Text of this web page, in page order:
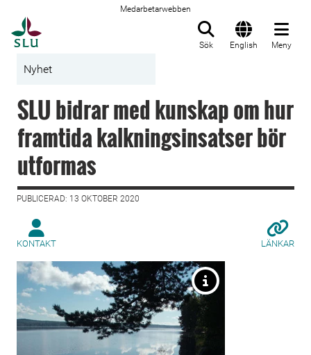
Medarbetarwebben
Sök English Meny
Nyhet
SLU bidrar med kunskap om hur
framtida kalkningsinsatser bör
utformas
PUBLICERAD: 13 OKTOBER 2020
KONTAKT LÄNKAR